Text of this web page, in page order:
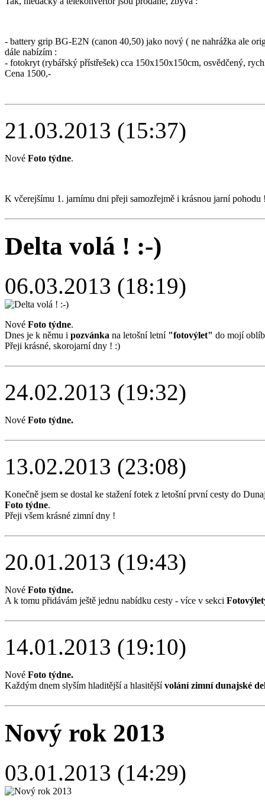
- battery grip BG-E2N (canon 40,50) jako nový ( ne nahrážka ale
dále nabízím :
- fotokryt (rybářský přístřešek) cca 150x150x150cm, osvědčený,
Cena 1500,-
21.03.2013 (15:37)
Nové Foto týdne.
K včerejšímu 1. jarnímu dni přeji samozřejmě i krásnou jarní pohodu
Delta volá ! :-)
06.03.2013 (18:19)
Nové Foto týdne.
Dnes je k němu i pozvánka na letošní letní "fotovýlet" do mojí
Přeji krásné, skorojarní dny ! :)
24.02.2013 (19:32)
Nové Foto týdne.
13.02.2013 (23:08)
Konečně jsem se dostal ke stažení fotek z letošní první cesty do
Foto týdne.
Přeji všem krásné zimní dny !
20.01.2013 (19:43)
Nové Foto týdne.
A k tomu přidávám ještě jednu nabídku cesty - více v sekci
14.01.2013 (19:10)
Nové Foto týdne.
Každým dnem slyším hladitější a hlasitějšívolání zimní dunajské
Nový rok 2013
03.01.2013 (14:29)